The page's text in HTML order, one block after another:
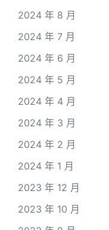
2024 年 8 月
2024 年 7 月
2024 年 6 月
2024 年 5 月
2024 年 4 月
2024 年 3 月
2024 年 2 月
2024 年 1 月
2023 年 12 月
2023 年 10 月